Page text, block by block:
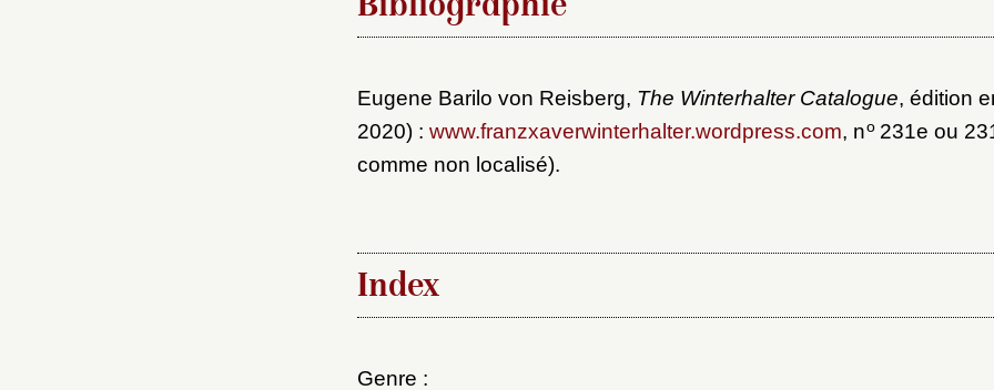
Bibliographie
Eugene Barilo von Reisberg, The Winterhalter Catalogue, édition
2020) : www.franzxaverwinterhalter.wordpress.com, no231e ou
comme non localisé).
Index
Genre :